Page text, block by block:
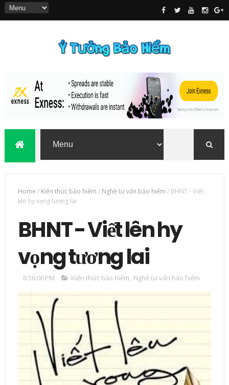
Home / Kiến thức bảo hiểm / Nghề tư vấn bảo hiểm / BHNT - Viết
lên hy vọng tương lai
BHNT - Viết lên hy
vọng tương lai
6:56:00 PM Kiến thức bảo hiểm, Nghề tư vấn bảo hiểm